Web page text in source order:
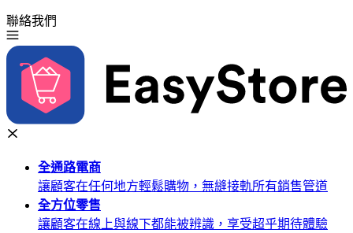
聯絡我們
全通路電商
讓顧客在任何地方輕鬆購物，無縫接軌所有銷售管道
全方位零售
讓顧客在線上與線下都能被辨識，享受超乎期待體驗